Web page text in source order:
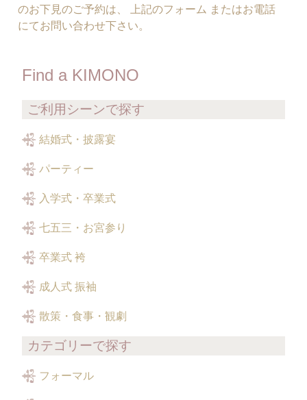
のお下見のご予約は、 上記のフォーム またはお電話
にてお問い合わせ下さい。
Find a KIMONO
ご利用シーンで探す
結婚式・披露宴
パーティー
入学式・卒業式
七五三・お宮参り
卒業式 袴
成人式 振袖
散策・食事・観劇
カテゴリーで探す
フォーマル